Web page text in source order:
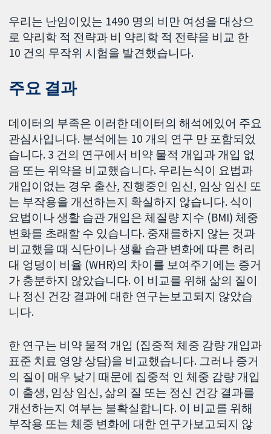
우리는 난임이있는 1490 명의 비만 여성을 대상으
로 약리학 적 전략과 비 약리학 적 전략을 비교 한
10 건의 무작위 시험을 발견했습니다.
주요 결과
데이터의 부족은 이러한 데이터의 해석에있어 주요
관심사입니다. 분석에는 10 개의 연구 만 포함되었
습니다. 3 건의 연구에서 비약 물적 개입과 개입 없
음 또는 위약을 비교했습니다. 우리는식이 요법과
개입이없는 경우 출산, 진행중인 임신, 임상 임신 또
는 부작용을 개선하는지 확실하지 않습니다. 식이
요법이나 생활 습관 개입은 체질량 지수 (BMI) 체중
변화를 초래할 수 있습니다. 중재를하지 않는 것과
비교했을 때 식단이나 생활 습관 변화에 따른 허리
대 엉덩이 비율 (WHR)의 차이를 보여주기에는 증거
가 충분하지 않았습니다. 이 비교를 위해 삶의 질이
나 정신 건강 결과에 대한 연구는보고되지 않았습
니다.
한 연구는 비약 물적 개입 (집중적 체중 감량 개입과
표준 치료 영양 상담)을 비교했습니다. 그러나 증거
의 질이 매우 낮기 때문에 집중적 인 체중 감량 개입
이 출생, 임상 임신, 삶의 질 또는 정신 건강 결과를
개선하는지 여부는 불확실합니다. 이 비교를 위해
부작용 또는 체중 변화에 대한 연구가보고되지 않